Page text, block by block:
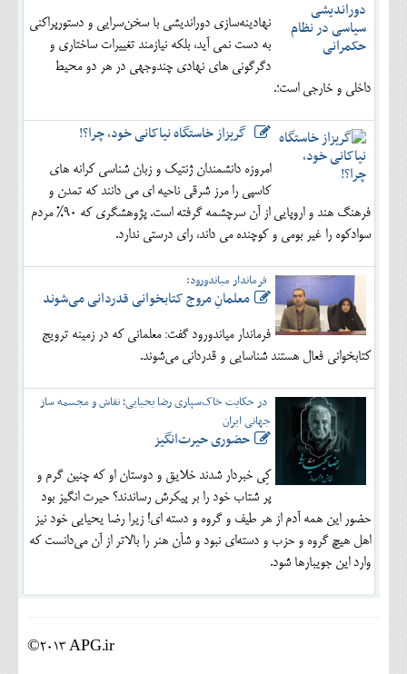
نهادینه‌سازی دوراندیشی با سخن‌سرایی و دستورپراکنی
به دست نمی آید، بلکه نیازمند تغییرات ساختاری و
دگرگونی های نهادی چندوجهی در هر دو محیط
داخلی و خارجی است؛.
گریزاز خاستگاه نیاکانی خود، چرا؟!
امروزه دانشمندان ژنتیک و زبان شناسی کرانه های
کاسپی را مرز شرقی ناحیه ای می دانند که تمدن و
فرهنگ هند و اروپایی از آن سرچشمه گرفته است. پژوهشگری که 90% مردم
سوادکوه را غیر بومی و کوچنده می داند، رای درستی ندارد.
فرماندار میاندورود:
معلمانِ مروج کتابخوانی قدردانی می‌شوند
فرماندار میاندورود گفت: معلمانی که در زمینه ترویج
کتابخوانی فعال هستند شناسایی و قدردانی می‌شوند.
در حکایت خاک‌سپاری رضا یحیایی؛ نقاش و مجسمه ساز
جهانی ایران
حضوری حیرت‌انگیز
کِی خبردار شدند خلایق و دوستان او که چنین گرم و
پر شتاب خود را بر پیکرش رساندند؟ حیرت انگیز بود
حضور این همه آدم از هر طیف و گروه و دسته ای! زیرا رضا یحیایی خود نیز
اهل هیچ گروه و حزب و دسته‌ای نبود و شأن هنر را بالاتر از آن می‌دانست که
وارد این جویبارها شود.
©2013 APG.ir